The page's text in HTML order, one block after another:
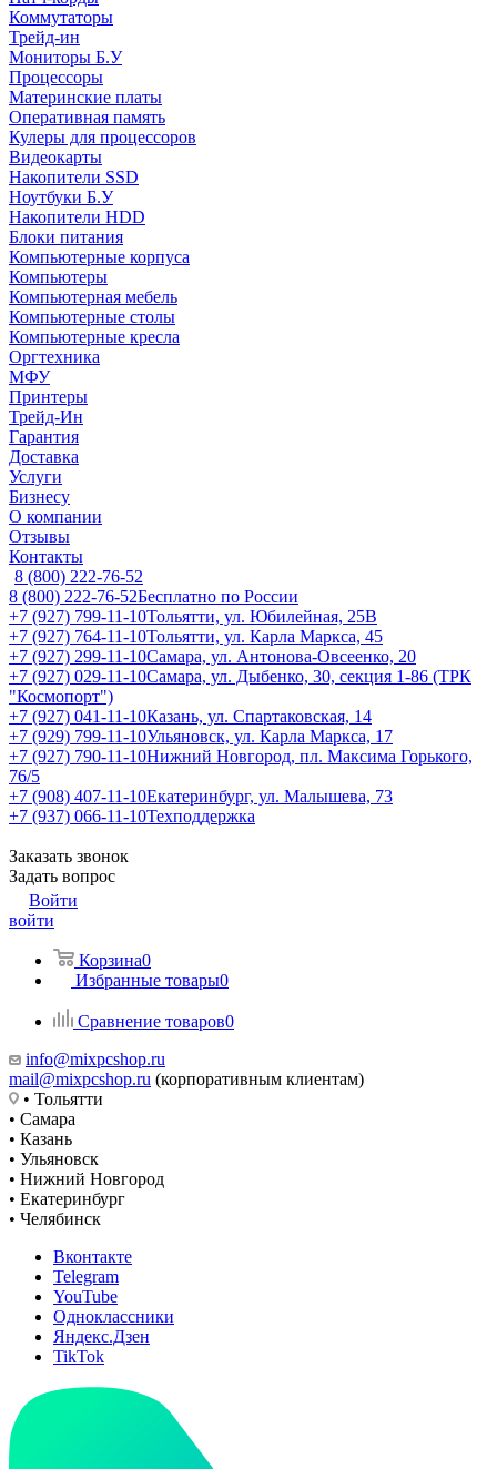
Коммутаторы
Трейд-ин
Мониторы Б.У
Процессоры
Материнские платы
Оперативная память
Кулеры для процессоров
Видеокарты
Накопители SSD
Ноутбуки Б.У
Накопители HDD
Блоки питания
Компьютерные корпуса
Компьютеры
Компьютерная мебель
Компьютерные столы
Компьютерные кресла
Оргтехника
МФУ
Принтеры
Трейд-Ин
Гарантия
Доставка
Услуги
Бизнесу
О компании
Отзывы
Контакты
8 (800) 222-76-52
8 (800) 222-76-52Бесплатно по России
+7 (927) 799-11-10Тольятти, ул. Юбилейная, 25В
+7 (927) 764-11-10Тольятти, ул. Карла Маркса, 45
+7 (927) 299-11-10Самара, ул. Антонова-Овсеенко, 20
+7 (927) 029-11-10Самара, ул. Дыбенко, 30, секция 1-86 (ТРК
"Космопорт")
+7 (927) 041-11-10Казань, ул. Спартаковская, 14
+7 (929) 799-11-10Ульяновск, ул. Карла Маркса, 17
+7 (927) 790-11-10Нижний Новгород, пл. Максима Горького,
76/5
+7 (908) 407-11-10Екатеринбург, ул. Малышева, 73
+7 (937) 066-11-10Техподдержка
Заказать звонок
Задать вопрос
Войти
войти
Корзина0
Избранные товары0
Сравнение товаров0
info@mixpcshop.ru
mail@mixpcshop.ru (корпоративным клиентам)
• Тольятти
• Самара
• Казань
• Ульяновск
• Нижний Новгород
• Екатеринбург
• Челябинск
Вконтакте
Telegram
YouTube
Одноклассники
Яндекс.Дзен
TikTok